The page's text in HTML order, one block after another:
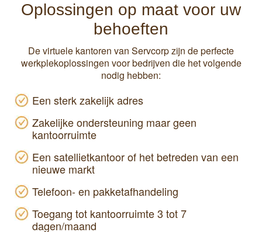
Oplossingen op maat voor uw
behoeften
De virtuele kantoren van Servcorp zijn de perfecte
werkplekoplossingen voor bedrijven die het volgende
nodig hebben:
Een sterk zakelijk adres
Zakelijke ondersteuning maar geen
kantoorruimte
Een satellietkantoor of het betreden van een
nieuwe markt
Telefoon- en pakketafhandeling
Toegang tot kantoorruimte 3 tot 7
dagen/maand